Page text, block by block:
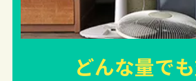
どんな量で